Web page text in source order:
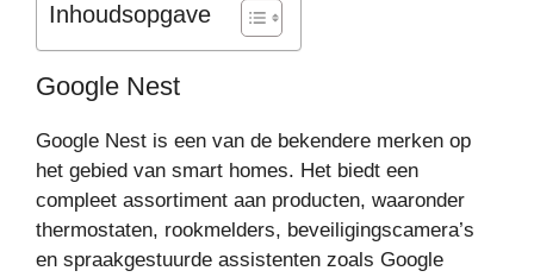
Inhoudsopgave
Google Nest
Google Nest is een van de bekendere merken op
het gebied van smart homes. Het biedt een
compleet assortiment aan producten, waaronder
thermostaten, rookmelders, beveiligingscamera’s
en spraakgestuurde assistenten zoals Google